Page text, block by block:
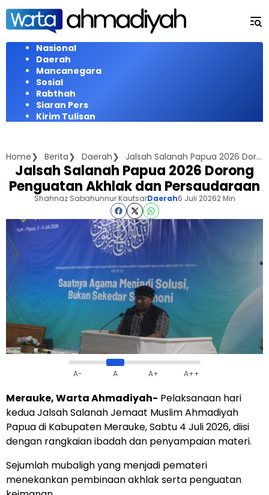
Langsung
konten
Nasional
Daerah
Mancanegara
Sosial
Rabthah
Siaran Pers
Kirim Tulisan
Home Berita Daerah Jalsah Salanah Papua 2026 Dorong Penguatan Akhlak dan Persaudaraan
Jalsah Salanah Papua 2026 Dorong
Penguatan Akhlak dan Persaudaraan
Shahnaz Sabahunnur KautsarDaerah6 Juli 20262 Min
A- A A+ A++
Merauke, Warta Ahmadiyah- Pelaksanaan hari
kedua Jalsah Salanah Jemaat Muslim Ahmadiyah
Papua di Kabupaten Merauke, Sabtu 4 Juli 2026, diisi
dengan rangkaian ibadah dan penyampaian materi.
Sejumlah mubaligh yang menjadi pemateri
menekankan pembinaan akhlak serta penguatan